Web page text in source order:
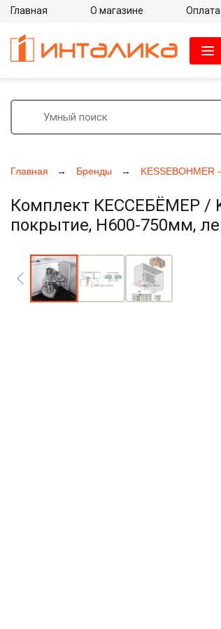
Главная Бренды
Комплект КЕССЕБЁМЕР /
покрытие, H600-750мм,
Главная О магазине Оплата